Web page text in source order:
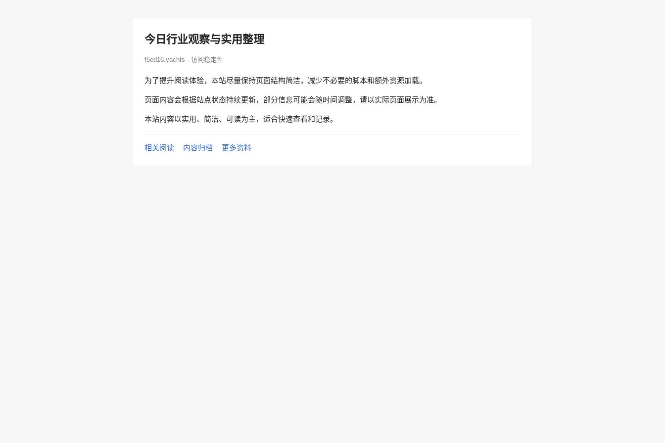
今日行业观察与实用整理
f5ed16.yachts · 访问稳定性
为了提升阅读体验，本站尽量保持页面结构简洁，减少不必要的脚本和额外资源加载。
页面内容会根据站点状态持续更新，部分信息可能会随时间调整，请以实际页面展示为准。
本站内容以实用、简洁、可读为主，适合快速查看和记录。
相关阅读 内容归档 更多资料